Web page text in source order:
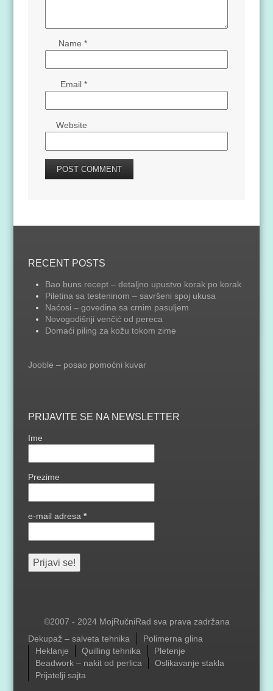
Name *
Email *
Website
RECENT POSTS
Bao buns recept – detaljno upustvo korak po korak
Piletina sa testeninom – savršeni spoj ukusa
Naćosi – govedina sa crnim pasuljem
Novogodišnji venčić od pereca
Domaći piling za kožu tokom zime
Jooble – posao pomoćni kuvar
PRIJAVITE SE NA NEWSLETTER
Ime
Prezime
e-mail adresa*
©2007 - 2024 MojRučniRad sva prava zadržana
Menu
Dekupaž – salveta tehnika
Polimerna glina
Heklanje
Quilling tehnika
Pletenje
Beadwork – nakit od perlica
Oslikavanje stakla
Prijatelji sajta